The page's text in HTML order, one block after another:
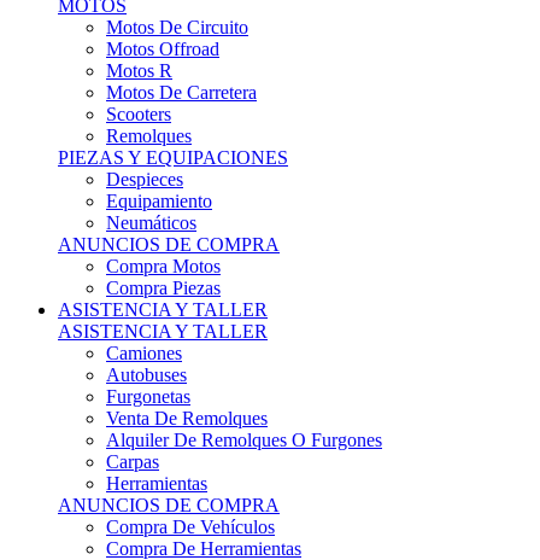
MOTOS
Motos De Circuito
Motos Offroad
Motos R
Motos De Carretera
Scooters
Remolques
PIEZAS Y EQUIPACIONES
Despieces
Equipamiento
Neumáticos
ANUNCIOS DE COMPRA
Compra Motos
Compra Piezas
ASISTENCIA Y TALLER
ASISTENCIA Y TALLER
Camiones
Autobuses
Furgonetas
Venta De Remolques
Alquiler De Remolques O Furgones
Carpas
Herramientas
ANUNCIOS DE COMPRA
Compra De Vehículos
Compra De Herramientas